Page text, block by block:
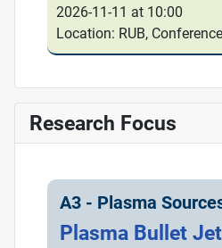
2026-11-11 at 10:00
Location: RUB,
Research Focus
A3 - Plasma
Plasma Bullet Jet